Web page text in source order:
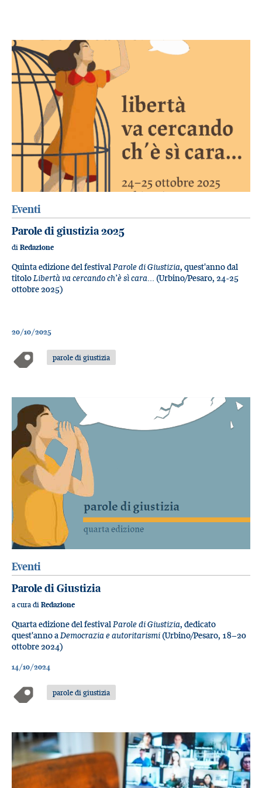
Eventi
Parole di giustizia 2025
di Redazione
Quinta edizione del festival Parole di Giustizia, quest'anno dal
titolo Libertà va cercando ch’è sì cara... (Urbino/Pesaro, 24-25
ottobre 2025)
20/10/2025
parole di giustizia
Eventi
Parole di Giustizia
a cura di Redazione
Quarta edizione del festival Parole di Giustizia, dedicato
quest'anno a Democrazia e autoritarismi(Urbino/Pesaro, 18−20
ottobre 2024)
14/10/2024
parole di giustizia